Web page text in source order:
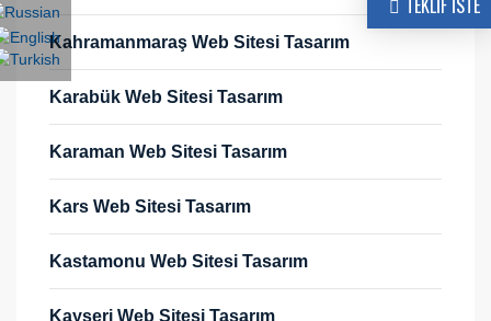
Kahramanmaraş Web Sitesi Tasarım
Karabük Web Sitesi Tasarım
Karaman Web Sitesi Tasarım
Kars Web Sitesi Tasarım
Kastamonu Web Sitesi Tasarım
Kayseri Web Sitesi Tasarım